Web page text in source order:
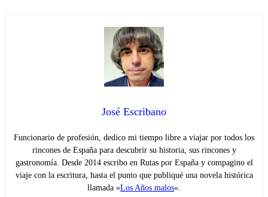
José Escribano
Funcionario de profesión, dedico mi tiempo libre a viajar por todos los
rincones de España para descubrir su historia, sus rincones y
gastronomía. Desde 2014 escribo en Rutas por España y compagino el
viaje con la escritura, hasta el punto que publiqué una novela histórica
llamada «Los Años malos«.